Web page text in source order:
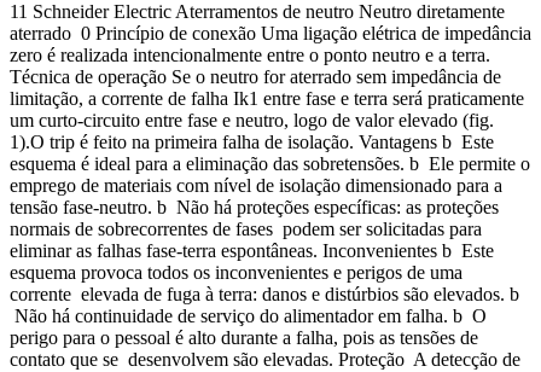
11 Schneider Electric Aterramentos de neutro Neutro diretamente
aterrado 0 Princípio de conexão Uma ligação elétrica de impedância
zero é realizada intencionalmente entre o ponto neutro e a terra.
Técnica de operação Se o neutro for aterrado sem impedância de
limitação, a corrente de falha Ik1 entre fase e terra será praticamente
um curto-circuito entre fase e neutro, logo de valor elevado (fig.
1).O trip é feito na primeira falha de isolação. Vantagens b Este
esquema é ideal para a eliminação das sobretensões. b Ele permite o
emprego de materiais com nível de isolação dimensionado para a
tensão fase-neutro. b Não há proteções específicas: as proteções
normais de sobrecorrentes de fases podem ser solicitadas para
eliminar as falhas fase-terra espontâneas. Inconvenientes b Este
esquema provoca todos os inconvenientes e perigos de uma
corrente elevada de fuga à terra: danos e distúrbios são elevados. b
Não há continuidade de serviço do alimentador em falha. b O
perigo para o pessoal é alto durante a falha, pois as tensões de
contato que se desenvolvem são elevadas. Proteção A detecção de